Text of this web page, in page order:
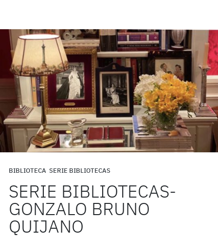
BIBLIOTECA SERIE BIBLIOTECAS
SERIE BIBLIOTECAS-
GONZALO BRUNO
QUIJANO